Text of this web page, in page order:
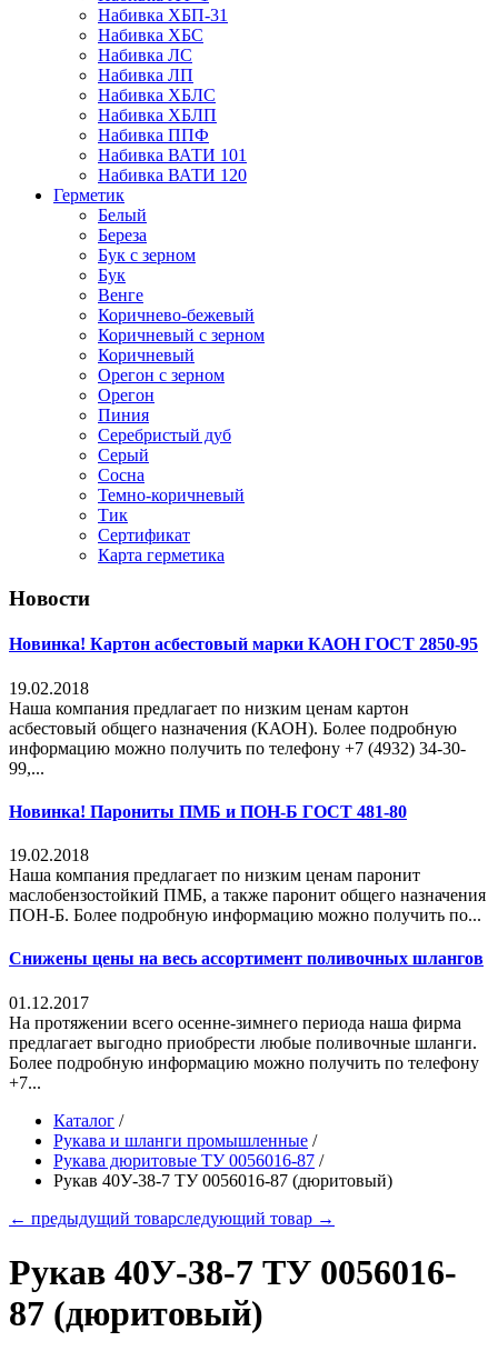
Набивка ХБП-31
Набивка ХБС
Набивка ЛС
Набивка ЛП
Набивка ХБЛС
Набивка ХБЛП
Набивка ППФ
Набивка ВАТИ 101
Набивка ВАТИ 120
Герметик
Белый
Береза
Бук с зерном
Бук
Венге
Коричнево-бежевый
Коричневый с зерном
Коричневый
Орегон с зерном
Орегон
Пиния
Серебристый дуб
Серый
Сосна
Темно-коричневый
Тик
Сертификат
Карта герметика
Новости
Новинка! Картон асбестовый марки КАОН ГОСТ 2850-95
19.02.2018
Наша компания предлагает по низким ценам картон
асбестовый общего назначения (КАОН). Более подробную
информацию можно получить по телефону +7 (4932) 34-30-
99,...
Новинка! Парониты ПМБ и ПОН-Б ГОСТ 481-80
19.02.2018
Наша компания предлагает по низким ценам паронит
маслобензостойкий ПМБ, а также паронит общего назначения
ПОН-Б. Более подробную информацию можно получить по...
Снижены цены на весь ассортимент поливочных шлангов
01.12.2017
На протяжении всего осенне-зимнего периода наша фирма
предлагает выгодно приобрести любые поливочные шланги.
Более подробную информацию можно получить по телефону
+7...
Каталог /
Рукава и шланги промышленные /
Рукава дюритовые ТУ 0056016-87 /
Рукав 40У-38-7 ТУ 0056016-87 (дюритовый)
← предыдущий товарследующий товар →
Рукав 40У-38-7 ТУ 0056016-
87 (дюритовый)